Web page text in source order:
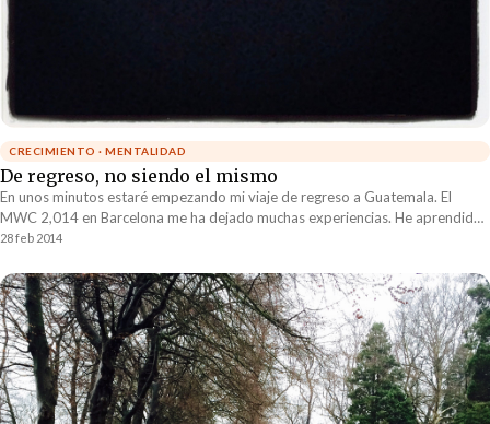
CRECIMIENTO · MENTALIDAD
De regreso, no siendo el mismo
En unos minutos estaré empezando mi viaje de regreso a Guatemala. El
MWC 2,014 en Barcelona me ha dejado muchas experiencias. He aprendido
bastante. Claramente...
28 feb 2014